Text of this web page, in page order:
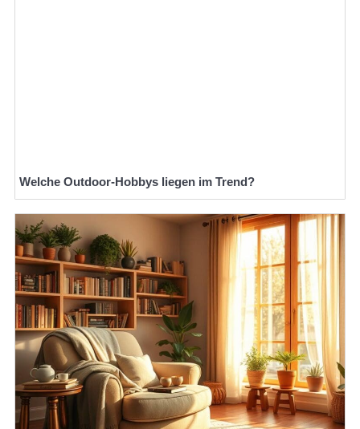
Welche Outdoor-Hobbys liegen im Trend?